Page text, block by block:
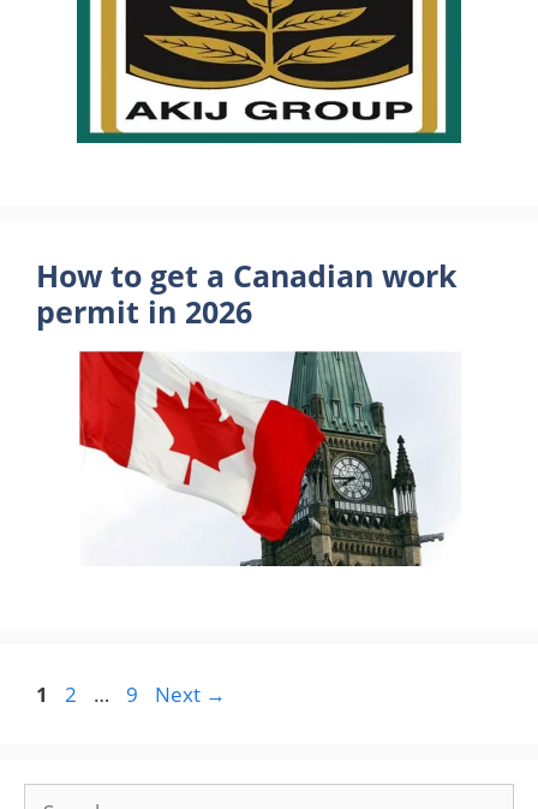
How to get a Canadian work
permit in 2026
Page
1 Page
2 … Page
9 Next →